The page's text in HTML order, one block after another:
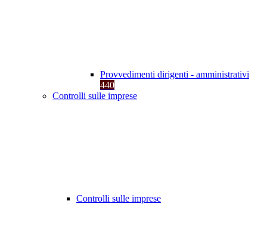
Provvedimenti dirigenti - amministrativi
440
Controlli sulle imprese
Controlli sulle imprese